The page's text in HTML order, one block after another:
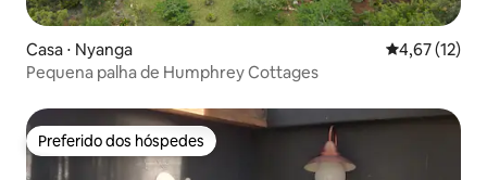
Casa ⋅ Nyanga 4,67 de uma
4,67 (12)
Pequena palha de Humphrey Cottages
Preferido dos hóspedes
Preferido dos hóspedes